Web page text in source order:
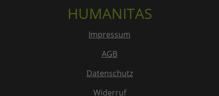
HUMANITAS
Impressum
AGB
Datenschutz
Widerruf